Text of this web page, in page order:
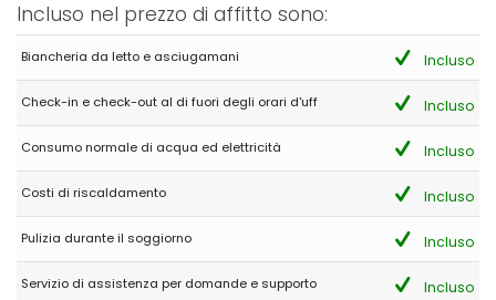
aangepakt. Wij zouden de villa zeker nog een keer boeken
(Tradotto da Google)
Abbiamo apprezzato particolarmente questa villa e i suoi interni
accoglienti con un grande televisore a incasso e un caminetto
elettrico. La vista dalla terrazza esterna è splendida e le
paio di piccoli inconvenienti, ma non erano di alcuna
importanza per noi; si possono risolvere. Prenoteremmo
sicuramente di nuovo la villa.
Coppie mature - Settembre 2021 - Germania :
Incluso nel prezzo di affitto sono:
Biancheria da letto e asciugamani Incluso
Check-in e check-out al di fuori degli orari d'uff Incluso
Consumo normale di acqua ed elettricità Incluso
Costi di riscaldamento Incluso
Pulizia durante il soggiorno Incluso
Servizio di assistenza per domande e supporto Incluso